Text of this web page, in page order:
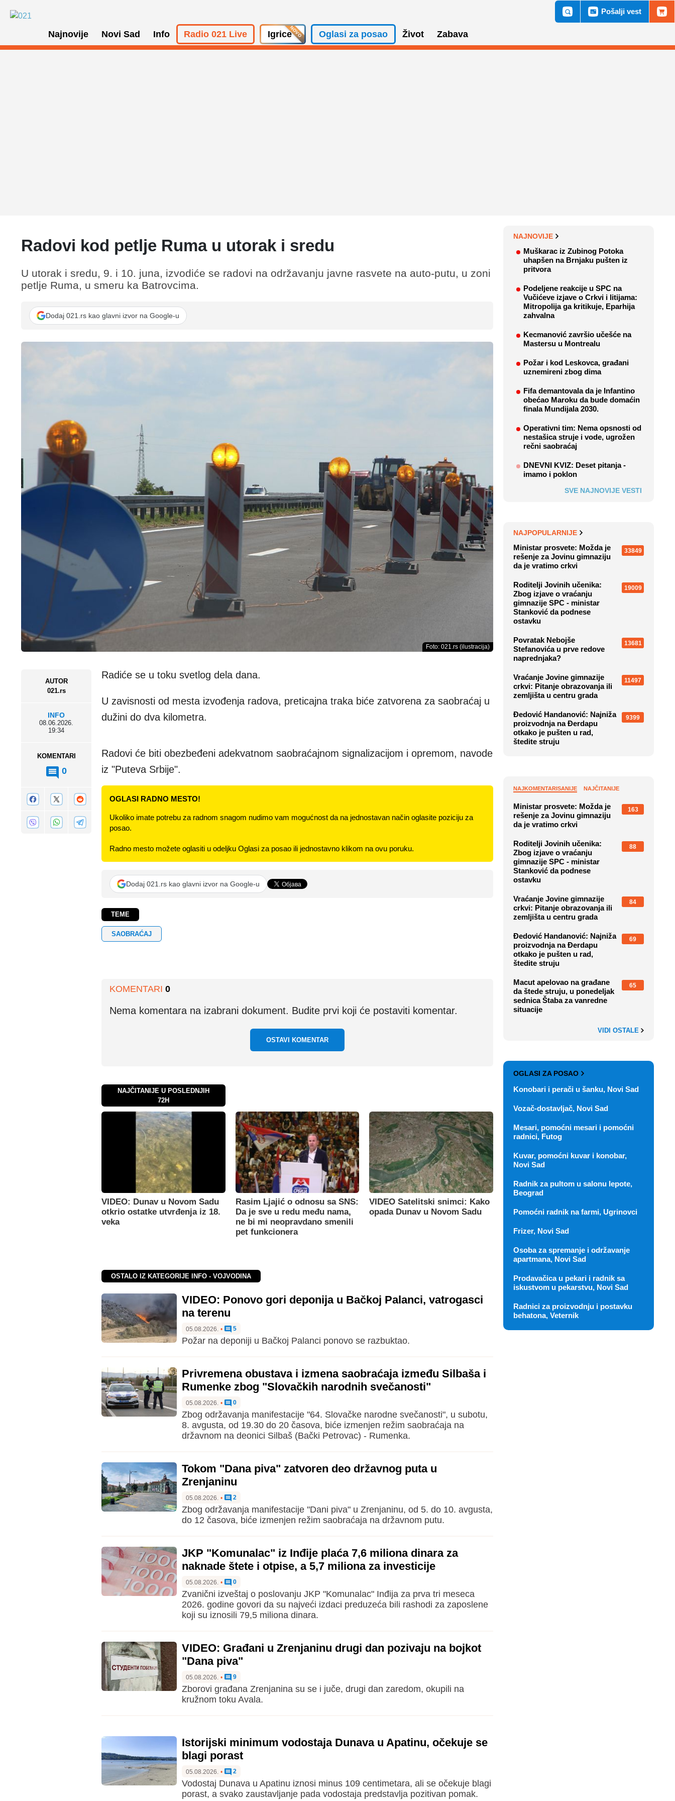
Najnovije Novi Sad Info Radio 021 Live Igrice Oglasi za posao Život Zabava
Pošalji vest
Radovi kod petlje Ruma u utorak i sredu
AUTOR
021.rs
INFO
08.06.2026.
19:34
KOMENTARI
0
U utorak i sredu, 9. i 10. juna, izvodiće se radovi na održavanju javne rasvete na auto-putu, u zoni
petlje Ruma, u smeru ka Batrovcima.
Dodaj 021.rs kao glavni izvor na Google-u
Foto: 021.rs (ilustracija)
Radiće se u toku svetlog dela dana.
U zavisnosti od mesta izvođenja radova, preticajna traka biće zatvorena za saobraćaj u
dužini do dva kilometra.
Radovi će biti obezbeđeni adekvatnom saobraćajnom signalizacijom i opremom, navode
iz "Puteva Srbije".
OGLASI RADNO MESTO!
Ukoliko imate potrebu za radnom snagom nudimo vam mogućnost da na jednostavan način oglasite poziciju za
posao.
Radno mesto možete oglasiti u odeljku Oglasi za posao ili jednostavno klikom na ovu poruku.
Dodaj 021.rs kao glavni izvor na Google-u
TEME
SAOBRAĆAJ
KOMENTARI 0
Nema komentara na izabrani dokument. Budite prvi koji će postaviti komentar.
OSTAVI KOMENTAR
NAJČITANIJE U POSLEDNJIH
72H
VIDEO: Dunav u Novom Sadu
otkrio ostatke utvrđenja iz 18.
veka
Rasim Ljajić o odnosu sa SNS:
Da je sve u redu među nama,
ne bi mi neopravdano smenili
pet funkcionera
VIDEO Satelitski snimci: Kako
opada Dunav u Novom Sadu
OSTALO IZ KATEGORIJE INFO - VOJVODINA
VIDEO: Ponovo gori deponija u Bačkoj Palanci, vatrogasci
na terenu
05.08.2026. • 5
Požar na deponiji u Bačkoj Palanci ponovo se razbuktao.
Privremena obustava i izmena saobraćaja između Silbaša i
Rumenke zbog "Slovačkih narodnih svečanosti"
05.08.2026. • 0
Zbog održavanja manifestacije "64. Slovačke narodne svečanosti", u subotu,
8. avgusta, od 19.30 do 20 časova, biće izmenjen režim saobraćaja na
državnom na deonici Silbaš (Bački Petrovac) - Rumenka.
Tokom "Dana piva" zatvoren deo državnog puta u
Zrenjaninu
05.08.2026. • 2
Zbog održavanja manifestacije "Dani piva" u Zrenjaninu, od 5. do 10. avgusta,
do 12 časova, biće izmenjen režim saobraćaja na državnom putu.
JKP "Komunalac" iz Inđije plaća 7,6 miliona dinara za
naknade štete i otpise, a 5,7 miliona za investicije
05.08.2026. • 0
Zvanični izveštaj o poslovanju JKP "Komunalac" Inđija za prva tri meseca
2026. godine govori da su najveći izdaci preduzeća bili rashodi za zaposlene
koji su iznosili 79,5 miliona dinara.
VIDEO: Građani u Zrenjaninu drugi dan pozivaju na bojkot
"Dana piva"
05.08.2026. • 9
Zborovi građana Zrenjanina su se i juče, drugi dan zaredom, okupili na
kružnom toku Avala.
Istorijski minimum vodostaja Dunava u Apatinu, očekuje se
blagi porast
05.08.2026. • 2
Vodostaj Dunava u Apatinu iznosi minus 109 centimetara, ali se očekuje blagi
porast, a svako zaustavljanje pada vodostaja predstavlja pozitivan pomak.
NAJNOVIJE
Muškarac iz Zubinog Potoka
uhapšen na Brnjaku pušten iz
pritvora
Podeljene reakcije u SPC na
Vučićeve izjave o Crkvi i litijama:
Mitropolija ga kritikuje, Eparhija
zahvalna
Kecmanović završio učešće na
Mastersu u Montrealu
Požar i kod Leskovca, građani
uznemireni zbog dima
Fifa demantovala da je Infantino
obećao Maroku da bude domaćin
finala Mundijala 2030.
Operativni tim: Nema opsnosti od
nestašica struje i vode, ugrožen
rečni saobraćaj
DNEVNI KVIZ: Deset pitanja -
imamo i poklon
SVE NAJNOVIJE VESTI
NAJPOPULARNIJE
Ministar prosvete: Možda je
rešenje za Jovinu gimnaziju
da je vratimo crkvi
33849
Roditelji Jovinih učenika:
Zbog izjave o vraćanju
gimnazije SPC - ministar
Stanković da podnese
ostavku
19009
Povratak Nebojše
Stefanovića u prve redove
naprednjaka?
13681
Vraćanje Jovine gimnazije
crkvi: Pitanje obrazovanja ili
zemljišta u centru grada
11497
Đedović Handanović: Najniža
proizvodnja na Đerdapu
otkako je pušten u rad,
štedite struju
9399
NAJKOMENTARISANIJE NAJČITANIJE
Ministar prosvete: Možda je
rešenje za Jovinu gimnaziju
da je vratimo crkvi
163
Roditelji Jovinih učenika:
Zbog izjave o vraćanju
gimnazije SPC - ministar
Stanković da podnese
ostavku
88
Vraćanje Jovine gimnazije
crkvi: Pitanje obrazovanja ili
zemljišta u centru grada
84
Đedović Handanović: Najniža
proizvodnja na Đerdapu
otkako je pušten u rad,
štedite struju
69
Macut apelovao na građane
da štede struju, u ponedeljak
sednica Štaba za vanredne
situacije
65
VIDI OSTALE
OGLASI ZA POSAO
Konobari i perači u šanku, Novi Sad
Vozač-dostavljač, Novi Sad
Mesari, pomoćni mesari i pomoćni
radnici, Futog
Kuvar, pomoćni kuvar i konobar,
Novi Sad
Radnik za pultom u salonu lepote,
Beograd
Pomoćni radnik na farmi, Ugrinovci
Frizer, Novi Sad
Osoba za spremanje i održavanje
apartmana, Novi Sad
Prodavačica u pekari i radnik sa
iskustvom u pekarstvu, Novi Sad
Radnici za proizvodnju i postavku
behatona, Veternik